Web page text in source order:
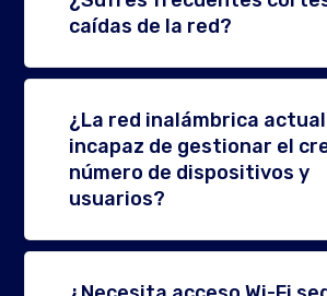
caídas de la red?
¿La red inalámbrica
incapaz de gestionar el
número de dispositivos y
usuarios?